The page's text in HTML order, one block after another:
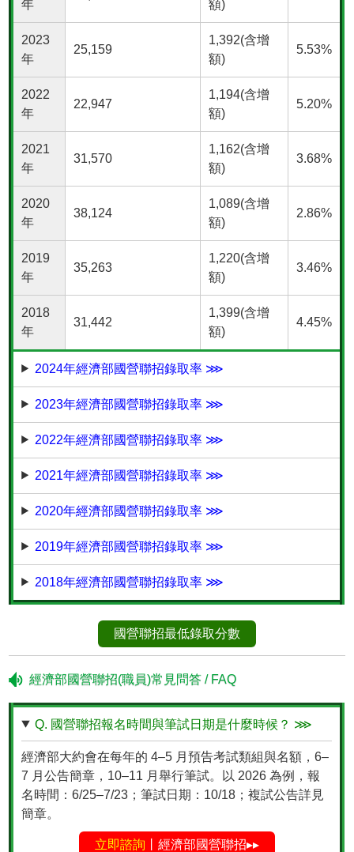
年
額)
2023
年
25,159
1,392(含增
額)
5.53%
2022
年
22,947
1,194(含增
額)
5.20%
2021
年
31,570
1,162(含增
額)
3.68%
2020
年
38,124
1,089(含增
額)
2.86%
2019
年
35,263
1,220(含增
額)
3.46%
2018
年
31,442
1,399(含增
額)
4.45%
2024年經濟部國營聯招錄取率 ⋙
2023年經濟部國營聯招錄取率 ⋙
2022年經濟部國營聯招錄取率 ⋙
2021年經濟部國營聯招錄取率 ⋙
2020年經濟部國營聯招錄取率 ⋙
2019年經濟部國營聯招錄取率 ⋙
2018年經濟部國營聯招錄取率 ⋙
國營聯招最低錄取分數
經濟部國營聯招(職員)常見問答 / FAQ
Q. 國營聯招報名時間與筆試日期是什麼時候？ ⋙
經濟部大約會在每年的 4–5 月預告考試類組與名額，6–
7 月公告簡章，10–11 月舉行筆試。以 2026 為例，報
名時間：6/25–7/23；筆試日期：10/18；複試公告詳見
簡章。
立即諮詢 丨經濟部國營聯招▸▸